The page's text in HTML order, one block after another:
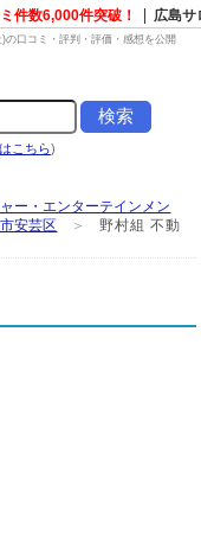
件数6,000件突破！ 広島サ
)の口コミ・評判・評価・感想を公開
こちら)
ー・エンターテインメン
安芸区 ＞野村組 不動